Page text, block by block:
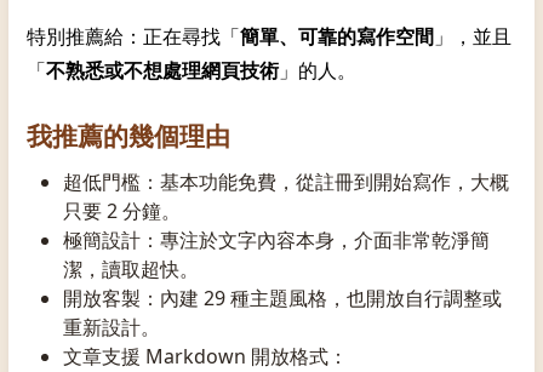
特別推薦給：正在尋找「簡單、可靠的寫作空間 」，並且
「不熟悉或不想處理網頁技術」的人。
我推薦的幾個理由
超低門檻：基本功能免費，從註冊到開始寫作，大概
只要 2 分鐘。
極簡設計：專注於文字內容本身，介面非常乾淨簡
潔，讀取超快。
開放客製：內建 29 種主題風格，也開放自行調整或
重新設計。
文章支援 Markdown 開放格式：